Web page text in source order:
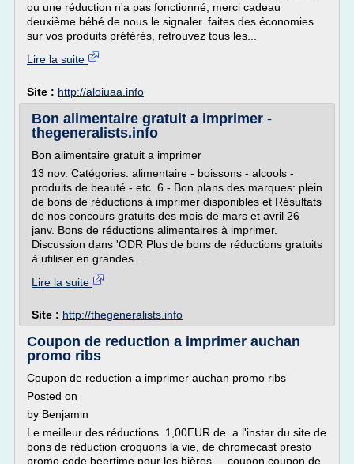
ou une réduction n'a pas fonctionné, merci cadeau
deuxième bébé de nous le signaler. faites des économies
sur vos produits préférés, retrouvez tous les...
Lire la suite
Site : http://aloiuaa.info
Bon alimentaire gratuit a imprimer -
thegeneralists.info
Bon alimentaire gratuit a imprimer
13 nov. Catégories: alimentaire - boissons - alcools -
produits de beauté - etc. 6 - Bon plans des marques: plein
de bons de réductions à imprimer disponibles et Résultats
de nos concours gratuits des mois de mars et avril 26
janv. Bons de réductions alimentaires à imprimer.
Discussion dans 'ODR Plus de bons de réductions gratuits
à utiliser en grandes...
Lire la suite
Site : http://thegeneralists.info
Coupon de reduction a imprimer auchan
promo ribs
Coupon de reduction a imprimer auchan promo ribs
Posted on
by Benjamin
Le meilleur des réductions. 1,00EUR de. a l'instar du site de
bons de réduction croquons la vie, de chromecast presto
promo code beertime pour les bières ... coupon coupon de